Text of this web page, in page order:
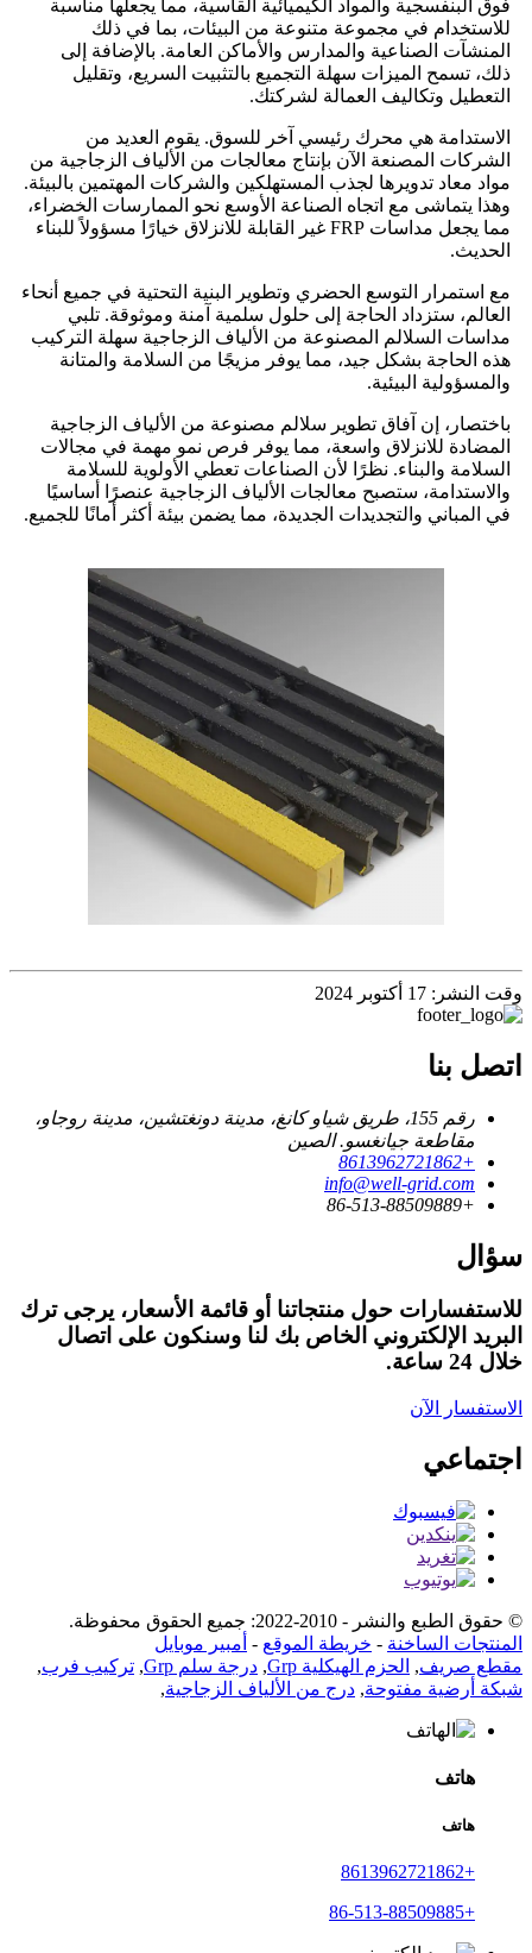
فوق البنفسجية والمواد الكيميائية القاسية، مما يجعلها مناسبة
للاستخدام في مجموعة متنوعة من البيئات، بما في ذلك
المنشآت الصناعية والمدارس والأماكن العامة. بالإضافة إلى
ذلك، تسمح الميزات سهلة التجميع بالتثبيت السريع، وتقليل
التعطيل وتكاليف العمالة لشركتك.
الاستدامة هي محرك رئيسي آخر للسوق. يقوم العديد من
الشركات المصنعة الآن بإنتاج معالجات من الألياف الزجاجية من
مواد معاد تدويرها لجذب المستهلكين والشركات المهتمين بالبيئة.
وهذا يتماشى مع اتجاه الصناعة الأوسع نحو الممارسات الخضراء،
مما يجعل مداسات FRP غير القابلة للانزلاق خيارًا مسؤولاً للبناء
الحديث.
مع استمرار التوسع الحضري وتطوير البنية التحتية في جميع أنحاء
العالم، ستزداد الحاجة إلى حلول سلمية آمنة وموثوقة. تلبي
مداسات السلالم المصنوعة من الألياف الزجاجية سهلة التركيب
هذه الحاجة بشكل جيد، مما يوفر مزيجًا من السلامة والمتانة
والمسؤولية البيئية.
باختصار، إن آفاق تطوير سلالم مصنوعة من الألياف الزجاجية
المضادة للانزلاق واسعة، مما يوفر فرص نمو مهمة في مجالات
السلامة والبناء. نظرًا لأن الصناعات تعطي الأولوية للسلامة
والاستدامة، ستصبح معالجات الألياف الزجاجية عنصرًا أساسيًا
في المباني والتجديدات الجديدة، مما يضمن بيئة أكثر أمانًا للجميع.
وقت النشر: 17 أكتوبر 2024
اتصل بنا
رقم 155، طريق شياو كانغ، مدينة دونغتشين، مدينة روجاو،
مقاطعة جيانغسو. الصين
+8613962721862
info@well-grid.com
+86-513-88509889
سؤال
للاستفسارات حول منتجاتنا أو قائمة الأسعار، يرجى ترك
البريد الإلكتروني الخاص بك لنا وسنكون على اتصال
خلال 24 ساعة.
الاستفسار الآن
اجتماعي
© حقوق الطبع والنشر - 2010-2022: جميع الحقوق محفوظة.
المنتجات الساخنة - خريطة الموقع - أمبير موبايل
مقطع صريف, الحزم الهيكلية Grp , درجة سلم Grp , تركيب فرب,
شبكة أرضية مفتوحة, درج من الألياف الزجاجية,
هاتف
هاتف
+8613962721862
+86-513-88509885